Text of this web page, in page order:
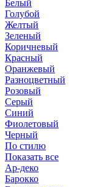
Белый
Голубой
Желтый
Зеленый
Коричневый
Красный
Оранжевый
Разноцветный
Розовый
Серый
Синий
Фиолетовый
Черный
По стилю
Показать все
Ар-деко
Барокко